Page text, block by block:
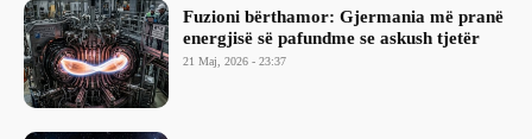
Fuzioni bërthamor: Gjermania më pranë
energjisë së pafundme se askush tjetër
21 Maj, 2026 - 23:37